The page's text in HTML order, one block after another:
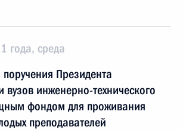
года, среда
Президента
вузов инженерно-технического
фондом для проживания
преподавателей